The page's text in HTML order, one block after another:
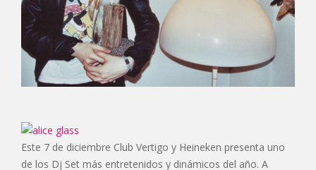
Este 7 de diciembre Club Vertigo y Heineken presenta uno
de los Dj Set más entretenidos y dinámicos del año. A